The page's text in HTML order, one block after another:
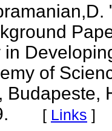
in
of
Budapeste,
[ Links ]